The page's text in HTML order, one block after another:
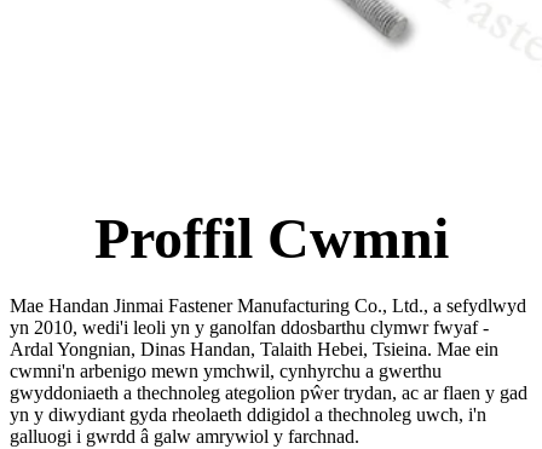
Proffil Cwmni
Mae Handan Jinmai Fastener Manufacturing Co., Ltd., a sefydlwyd
yn 2010, wedi'i leoli yn y ganolfan ddosbarthu clymwr fwyaf -
Ardal Yongnian, Dinas Handan, Talaith Hebei, Tsieina. Mae ein
cwmni'n arbenigo mewn ymchwil, cynhyrchu a gwerthu
gwyddoniaeth a thechnoleg ategolion pŵer trydan, ac ar flaen y gad
yn y diwydiant gyda rheolaeth ddigidol a thechnoleg uwch, i'n
galluogi i gwrdd â galw amrywiol y farchnad.